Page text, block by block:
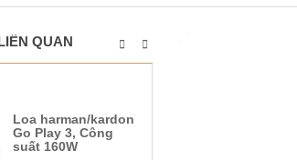
QUAN
Loa harman/kardon
Go Play 3, Công
suất 160W